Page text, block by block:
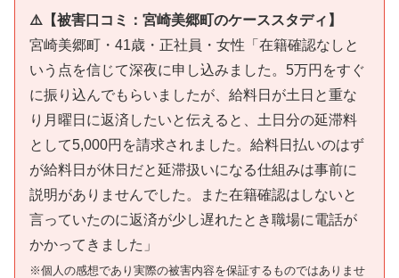
⚠️【被害口コミ：宮崎美郷町のケーススタディ】
宮崎美郷町・41歳・正社員・女性「在籍確認なしと
いう点を信じて深夜に申し込みました。5万円をすぐ
に振り込んでもらいましたが、給料日が土日と重な
り月曜日に返済したいと伝えると、土日分の延滞料
として5,000円を請求されました。給料日払いのはず
が給料日が休日だと延滞扱いになる仕組みは事前に
説明がありませんでした。また在籍確認はしないと
言っていたのに返済が少し遅れたとき職場に電話が
かかってきました」
※個人の感想であり実際の被害内容を保証するものではありませ